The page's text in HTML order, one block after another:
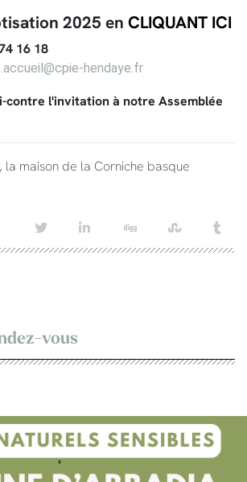
2025 en CLIQUANT ICI
16 18
hendaye.fr
contre l'invitation à notre Assemblée
la maison de la Corniche basque
vous